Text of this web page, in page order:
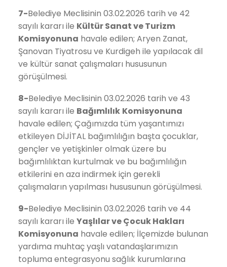
7-Belediye Meclisinin 03.02.2026 tarih ve 42
sayılı kararı ile Kültür Sanat ve Turizm
Komisyonuna havale edilen; Aryen Zanat,
Şanovan Tiyatrosu ve Kurdigeh ile yapılacak dil
ve kültür sanat çalışmaları hususunun
görüşülmesi.
8-Belediye Meclisinin 03.02.2026 tarih ve 43
sayılı kararı ile Bağımlılık Komisyonuna
havale edilen; Çağımızda tüm yaşantımızı
etkileyen DİJİTAL bağımlılığın başta çocuklar,
gençler ve yetişkinler olmak üzere bu
bağımlılıktan kurtulmak ve bu bağımlılığın
etkilerini en aza indirmek için gerekli
çalışmaların yapılması hususunun görüşülmesi.
9-Belediye Meclisinin 03.02.2026 tarih ve 44
sayılı kararı ile Yaşlılar ve Çocuk Hakları
Komisyonuna havale edilen; İlçemizde bulunan
yardıma muhtaç yaşlı vatandaşlarımızın
topluma entegrasyonu sağlık kurumlarına